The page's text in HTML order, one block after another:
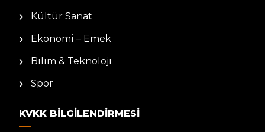
Kültür Sanat
Ekonomi – Emek
Bilim & Teknoloji
Spor
KVKK BILGILENDIRMESI